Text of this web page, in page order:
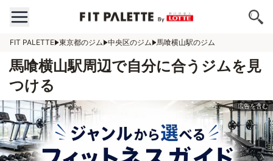
FIT PALETTE 東京都のジム 中央区のジム 馬喰横山駅のジム
馬喰横山駅周辺で自分に合うジムを見
つける